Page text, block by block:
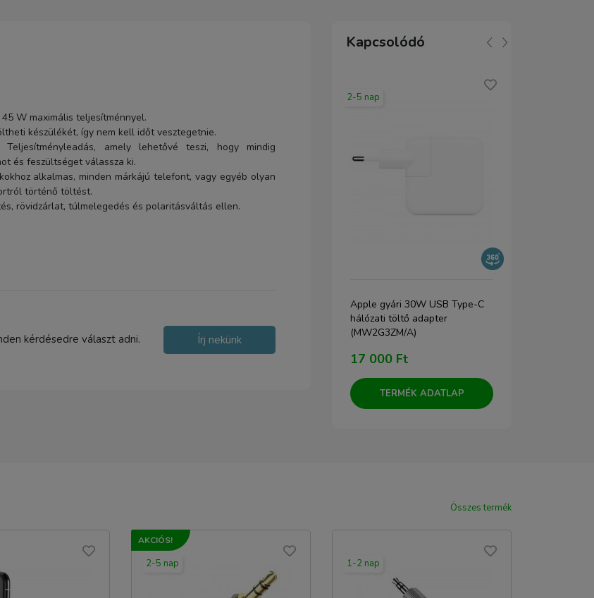
W maximális teljesítménnyel.
készülékét, így nem kell időt vesztegetnie.
amely lehetővé teszi, hogy mindig
és feszültséget válassza ki.
alkalmas, minden márkájú telefont, vagy egyéb olyan
történő töltést.
rövidzárlat, túlmelegedés és polaritásváltás ellen.
kérdésedre választ adni. Írj nekünk
Kapcsolódó
töltéssel szélvédőre és
műszerfalra (BHC01A-MWIB)
6 700 Ft
2-5 nap
Apple gyári 30W USB Type-C
hálózati töltő adapter
(MW2G3ZM/A)
17 000 Ft
TERMÉK ADATLAP
Összes termék
AKCIÓS!
2-5 nap 1-2 nap